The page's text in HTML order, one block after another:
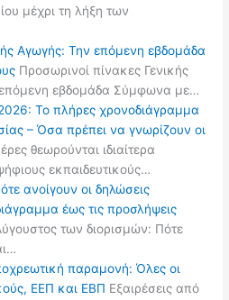
μέχρι τη λήξη των
Αγωγής: Την επόμενη εβδομάδα
Προσωρινοί πίνακες Γενικής
εβδομάδα Σύμφωνα με…
Το πλήρες χρονοδιάγραμμα
– Όσα πρέπει να γνωρίζουν οι
θεωρούνται ιδιαίτερα
εκπαιδευτικούς…
ανοίγουν οι δηλώσεις
έως τις προσλήψεις
των διορισμών: Πότε
παραμονή: Όλες οι
ΕΕΠ και ΕΒΠ Εξαιρέσεις από